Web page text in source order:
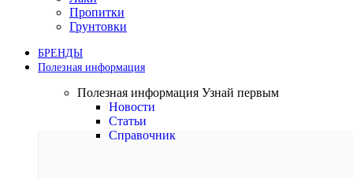
Пропитки
Грунтовки
БРЕНДЫ
Полезная информация
Полезная информация Узнай первым
Новости
Статьи
Справочник